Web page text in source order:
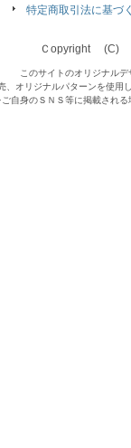
特定商取引法に基づ
Ｃopyright (C)
このサイトのオリジナル
、オリジナルパターンを使用
自身のＳＮＳ等に掲載され